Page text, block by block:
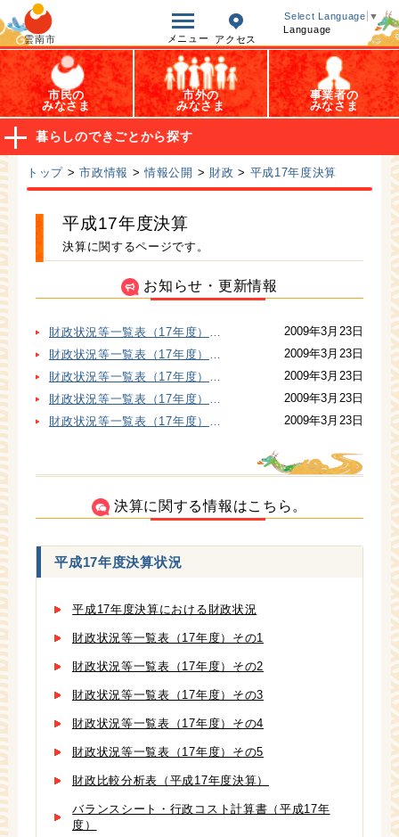
雲南市 メニュー アクセス
Select Language ▼
Language
オープンデータ
市民の
みなさま
市外の
みなさま
事業者の
みなさま
暮らしのできごとから探す
トップ >市政情報 >情報公開 > 財政 > 平成17年度決算
平成17年度決算
決算に関するページです。
お知らせ・更新情報
財政状況等一覧表（17年度）その5
2009年3月23日
財政状況等一覧表（17年度）その3
2009年3月23日
財政状況等一覧表（17年度）その4
2009年3月23日
財政状況等一覧表（17年度）その2
2009年3月23日
財政状況等一覧表（17年度）その1
2009年3月23日
決算に関する情報はこちら。
平成17年度決算状況
平成17年度決算における財政状況
財政状況等一覧表（17年度）その1
財政状況等一覧表（17年度）その2
財政状況等一覧表（17年度）その3
財政状況等一覧表（17年度）その4
財政状況等一覧表（17年度）その5
財政比較分析表（平成17年度決算）
バランスシート・行政コスト計算書（平成17年
度）